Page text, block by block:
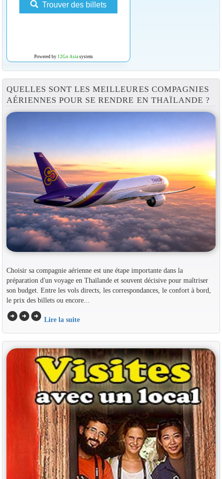
Trouver des billets
Powered by 12Go Asiasystem
QUELLES SONT LES MEILLEURES COMPAGNIES
AÉRIENNES POUR SE RENDRE EN THAÏLANDE ?
Choisir sa compagnie aérienne est une étape importante dans la
préparation d'un voyage en Thaïlande et souvent décisive pour maîtriser
son budget. Entre les vols directs, les correspondances, le confort à bord,
le prix des billets ou encore...
arrow_circle_rightarrow_circle_rightarrow_circle_right Lire la suite